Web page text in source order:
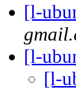
[l-
[l-
[l-